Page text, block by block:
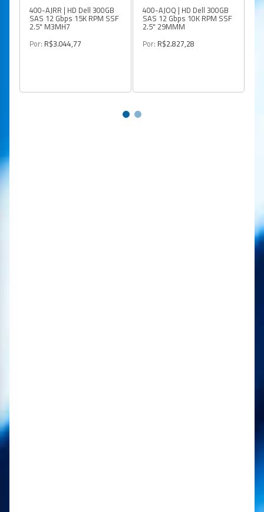
400-AJRR | HD Dell 300GB
SAS 12 Gbps 15K RPM SSF
2.5" M3MH7
Por: R$3.044,77
400-AJOQ | HD Dell 300GB
SAS 12 Gbps 10K RPM SSF
2.5" 29MMM
Por: R$2.827,28